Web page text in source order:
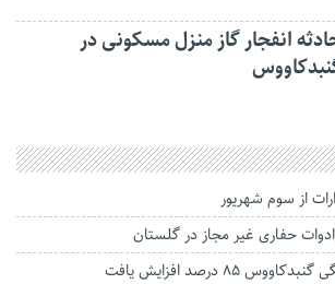
انفجار گاز منزل مسکونی در
از سوم شهریور
۸۵ درصد افزایش یافت